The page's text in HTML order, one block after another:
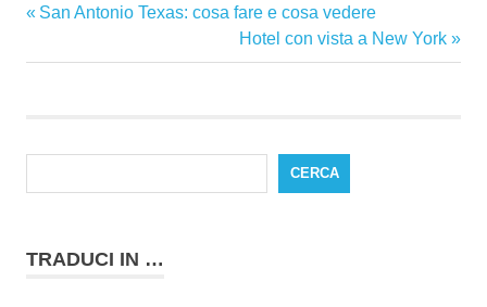
Navigazione
articoli
Articolo
San Antonio Texas: cosa fare e cosa vedere
Articolo
successivo:
Hotel con vista a New York
CERCA
TRADUCI IN …